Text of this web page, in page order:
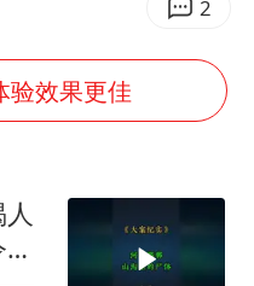
迎大暴雨
言广告视频已下架
构建更高水平的全民健身公共服务体系
2
验效果更佳